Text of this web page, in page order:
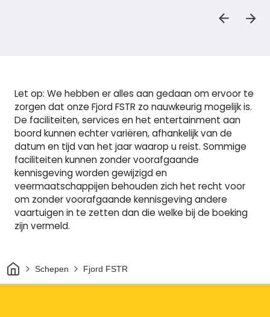
Let op: We hebben er alles aan gedaan om ervoor te
zorgen dat onze Fjord FSTR zo nauwkeurig mogelijk is.
De faciliteiten, services en het entertainment aan
boord kunnen echter variëren, afhankelijk van de
datum en tijd van het jaar waarop u reist. Sommige
faciliteiten kunnen zonder voorafgaande
kennisgeving worden gewijzigd en
veermaatschappijen behouden zich het recht voor
om zonder voorafgaande kennisgeving andere
vaartuigen in te zetten dan die welke bij de boeking
zijn vermeld.
ThuisSchepen Fjord FSTR